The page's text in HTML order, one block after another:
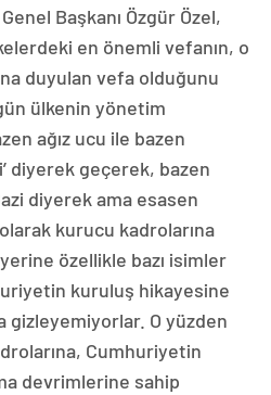
Başkanı Özgür Özel,
en önemli vefanın, o
duyulan vefa olduğunu
ülkenin yönetim
ağız ucu ile bazen
diyerek geçerek, bazen
diyerek ama esasen
kurucu kadrolarına
özellikle bazı isimler
kuruluş hikayesine
gizleyemiyorlar. O yüzden
Cumhuriyetin
devrimlerine sahip